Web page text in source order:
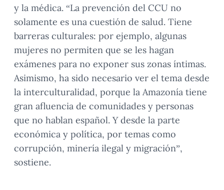
y la médica. “La prevención del CCU no
solamente es una cuestión de salud. Tiene
barreras culturales: por ejemplo, algunas
mujeres no permiten que se les hagan
exámenes para no exponer sus zonas íntimas.
Asimismo, ha sido necesario ver el tema desde
la interculturalidad, porque la Amazonía tiene
gran afluencia de comunidades y personas
que no hablan español. Y desde la parte
económica y política, por temas como
corrupción, minería ilegal y migración”,
sostiene.